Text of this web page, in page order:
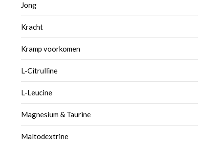
Jong
Kracht
Kramp voorkomen
L-Citrulline
L-Leucine
Magnesium & Taurine
Maltodextrine